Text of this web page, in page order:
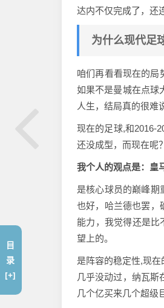
达内不仅完成了，还
为什么现代足
咱们再看看现在的局
如果不是曼城在点球
人生，结局真的很难
现在的足球,和2016-
还没成型，而现在呢
我个人的观点是：皇
是核心球员的巅峰期
也好，哈兰德也罢，
能力，我觉得还是
望上的。
是阵容的稳定性,现
几乎没动过，纳瓦斯
几个亿买来几个超级
目
录
[+]